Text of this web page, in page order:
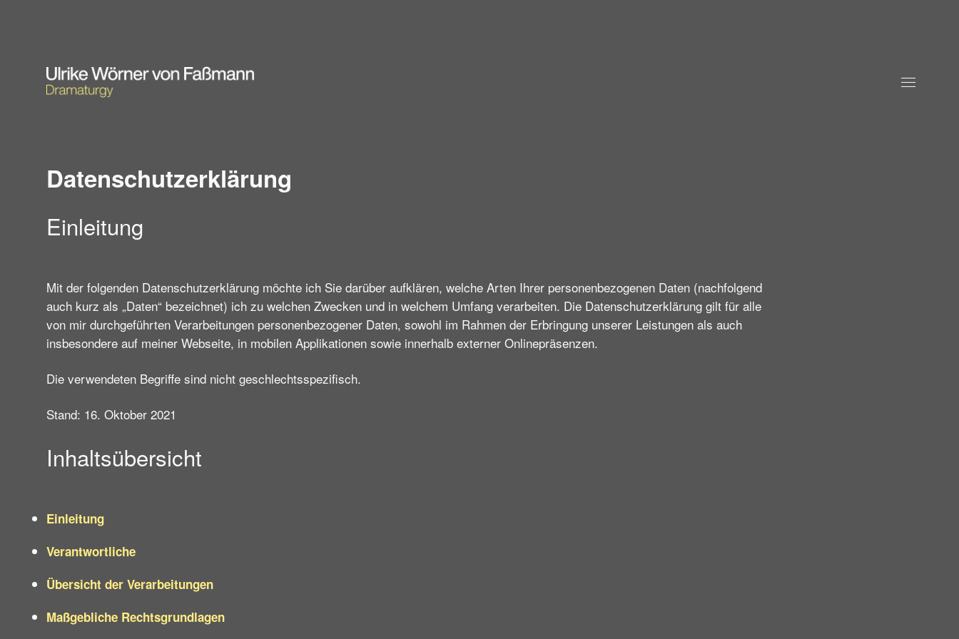
Datenschutzerklärung
Einleitung
Mit der folgenden Datenschutzerklärung möchte ich Sie darüber aufklären, welche Arten Ihrer personenbezogenen Daten (nachfolgend
auch kurz als „Daten“ bezeichnet) ich zu welchen Zwecken und in welchem Umfang verarbeiten. Die Datenschutzerklärung gilt für alle
von mir durchgeführten Verarbeitungen personenbezogener Daten, sowohl im Rahmen der Erbringung unserer Leistungen als auch
insbesondere auf meiner Webseite, in mobilen Applikationen sowie innerhalb externer Onlinepräsenzen.
Die verwendeten Begriffe sind nicht geschlechtsspezifisch.
Stand: 16. Oktober 2021
Inhaltsübersicht
Einleitung
Verantwortliche
Übersicht der Verarbeitungen
Maßgebliche Rechtsgrundlagen